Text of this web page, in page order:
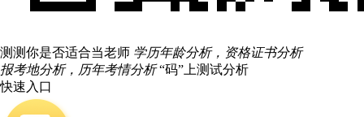
测测你是否适合当老师 学历年龄分析，资格证书分析
报考地分析，历年考情分析 “码”上测试分析
快速入口